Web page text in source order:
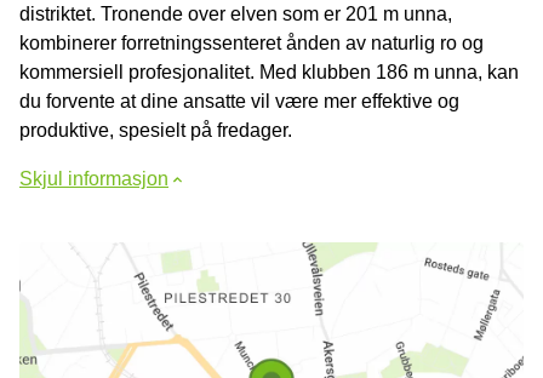
distriktet. Tronende over elven som er 201 m unna,
kombinerer forretningssenteret ånden av naturlig ro og
kommersiell profesjonalitet. Med klubben 186 m unna, kan
du forvente at dine ansatte vil være mer effektive og
produktive, spesielt på fredager.
Skjul informasjon